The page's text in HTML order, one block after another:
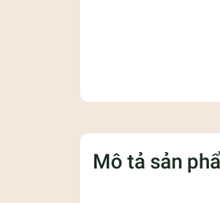
Mô tả sản